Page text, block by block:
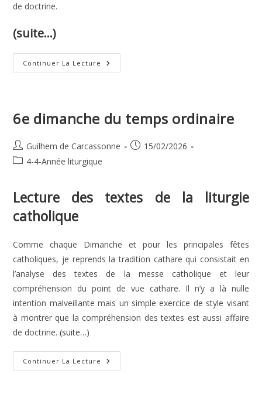
de doctrine.
(suite…)
Continuer La Lecture Messe
Du
Du
Seigneur
6e dimanche du temps ordinaire
Auteur/autrice
de
Guilhem de Carcassonne
Publication
15/02/2026
Post4-4-Année liturgique
Lecture des textes de la liturgie
catholique
Comme chaque Dimanche et pour les principales fêtes
catholiques, je reprends la tradition cathare qui consistait en
l’analyse des textes de la messe catholique et leur
compréhension du point de vue cathare. Il n’y a là nulle
intention malveillante mais un simple exercice de style visant
à montrer que la compréhension des textes est aussi affaire
de doctrine.(suite…)
Continuer La Lecture 6e
Dimanche